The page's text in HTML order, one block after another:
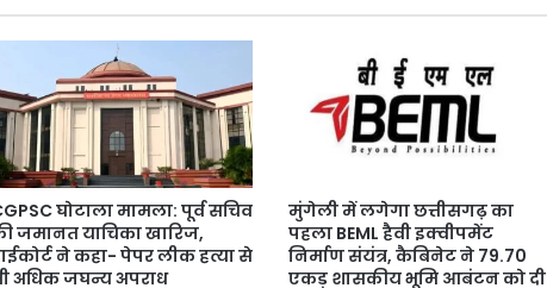
उपमुख्यमंत्री
श्री
शर्मा
घोटाला मामला: पूर्व सचिव
जमानत याचिका खारिज,
ने कहा- पेपर लीक हत्या से
अधिक जघन्य अपराध
मुंगेली में लगेगा छत्तीसगढ़ का
पहला BEML हैवी इक्वीपमेंट
निर्माण संयंत्र, कैबिनेट ने 79.70
एकड़ शासकीय भूमि आबंटन को दी